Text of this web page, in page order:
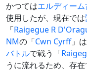
かつてはエルディー
使用したが、現在では
「Raigegue R
NMの「Cwn Cyrff」
バトルで戦う「
うに流れるため、存